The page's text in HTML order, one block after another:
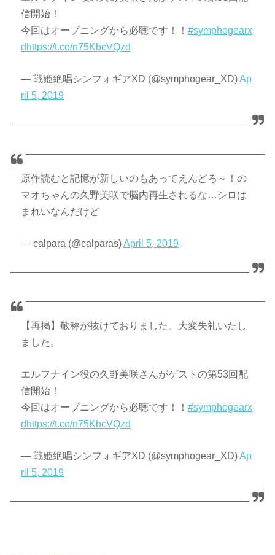
信開始！
今回はオープニングから必聴です！！#symphogearx
d https://t.co/n75KbcVQzd
— 戦姫絶唱シンフォギアXD (@symphogear_XD)Ap
ril 5, 2019
原作読むと記憶が新しいのもあってえんどろ～！の
マオちゃんの久野美咲で脳内再生されるな…シロは
まれいなんだけど
— calpara (@calparas)April 5, 2019
【再掲】敬称が抜けておりました。大変失礼いたし
ました。
エルフナイン役の久野美咲さんがゲストの第53回配
信開始！
今回はオープニングから必聴です！！#symphogearx
d https://t.co/n75KbcVQzd
— 戦姫絶唱シンフォギアXD (@symphogear_XD)Ap
ril 5, 2019